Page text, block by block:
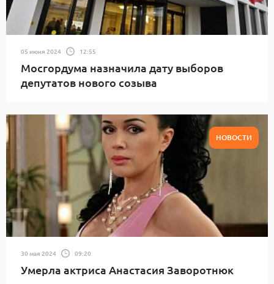
05 июня 2024 12:55
Мосгордума назначила дату выборов
депутатов нового созыва
НОВОСТИ
30 мая 2024 09:20
Умерла актриса Анастасия Заворотнюк